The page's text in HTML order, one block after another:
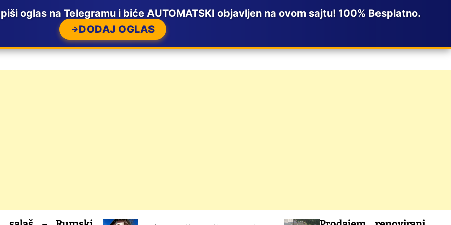
oglas na Telegramu i biće AUTOMATSKI objavljen na ovom sajtu! 100% Besplatno.
DODAJ OGLAS